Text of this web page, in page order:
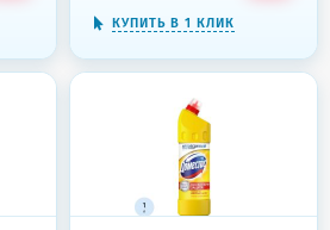
КУПИТЬ В 1 КЛИК